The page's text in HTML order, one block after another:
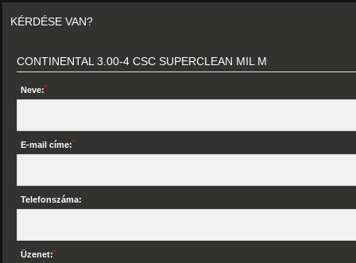
KÉRDÉSE VAN?
CONTINENTAL 3.00-4 CSC SUPERCLEAN MIL M
Neve:*
E-mail címe:*
Telefonszáma:
Üzenet:*